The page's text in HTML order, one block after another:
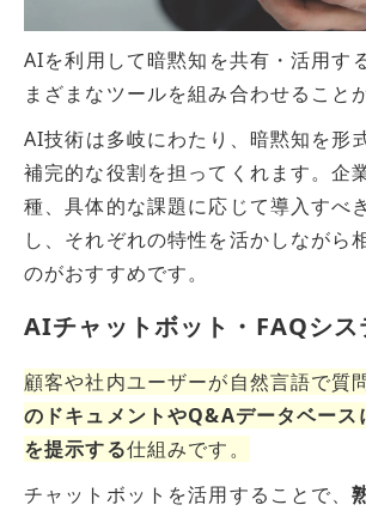
AIを利用して暗黙知を共有・活用す
まざまなツールを組み合わせること
AI技術は多岐にわたり、暗黙知を形
補完的な役割を担ってくれます。企
種、具体的な課題に応じて導入すべ
し、それぞれの特性を活かしながら
のがおすすめです。
AIチャットボット・FAQシス
顧客や社内ユーザーが自然言語で質
のドキュメントやQ&Aデータベース
を提示する仕組みです。
チャットボットを活用することで、